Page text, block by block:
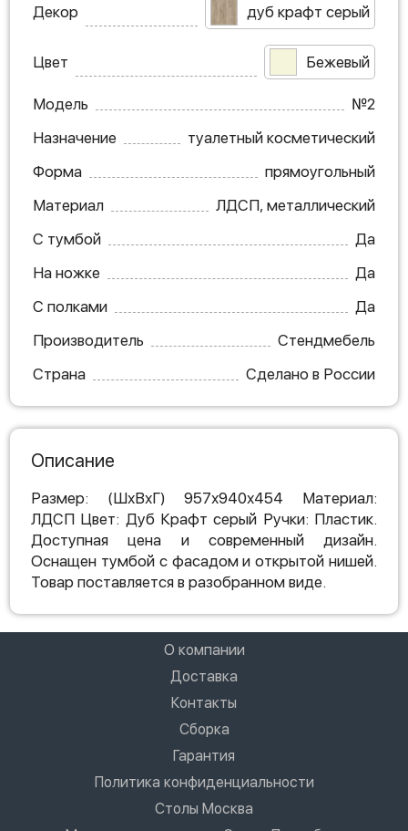
Декор дуб крафт серый
Цвет Бежевый
Модель
№2
Назначение
туалетный косметический
Форма
прямоугольный
Материал
ЛДСП, металлический
С тумбой
Да
На ножке
Да
С полками
Да
Производитель
Стендмебель
Страна
Сделано в России
Описание
Размер: (ШхВхГ) 957х940х454 Материал:
ЛДСП Цвет: Дуб Крафт серый Ручки: Пластик.
Доступная цена и современный дизайн.
Оснащен тумбой с фасадом и открытой нишей.
Товар поставляется в разобранном виде.
О компании
Доставка
Контакты
Сборка
Гарантия
Политика конфиденциальности
Столы Москва